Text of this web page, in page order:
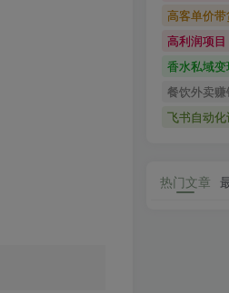
高客单价
高利润项目
香水私域
餐饮外卖
飞书自动
热门文章